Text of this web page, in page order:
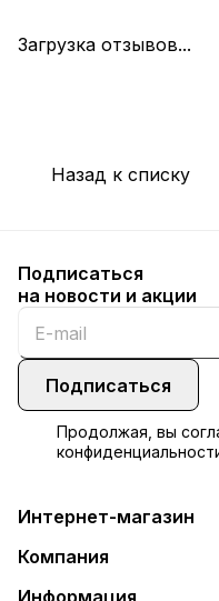
Загрузка отзывов...
Назад к списку
Подписаться
на новости и акции
Подписаться
Продолжая, вы
Интернет-магазин
Компания
Информация